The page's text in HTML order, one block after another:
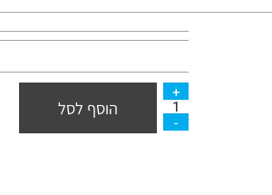
הוסף לסל